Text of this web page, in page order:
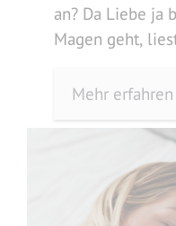
an? Da Liebe ja
Magen geht,
Verlieben
Mehr erfahren